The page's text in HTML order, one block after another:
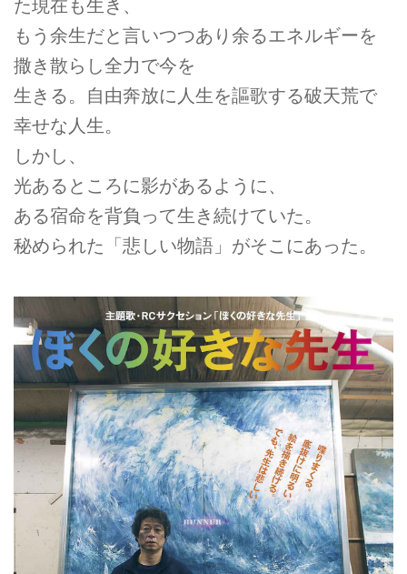
た現在も生き、
もう余生だと言いつつあり余るエネルギーを
撒き散らし全力で今を
生きる。自由奔放に人生を謳歌する破天荒で
幸せな人生。
しかし、
光あるところに影があるように、
ある宿命を背負って生き続けていた。
秘められた「悲しい物語」がそこにあった。